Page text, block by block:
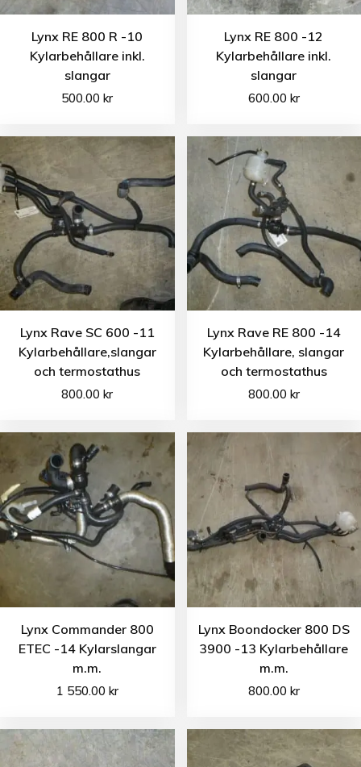
Lynx RE 800 R -10
Kylarbehållare inkl.
slangar
500.00kr
Lynx RE 800 -12
Kylarbehållare inkl.
slangar
600.00 kr
Lynx Rave SC 600 -11
Kylarbehållare,slangar
och termostathus
800.00kr
Lynx Rave RE 800 -14
Kylarbehållare, slangar
och termostathus
800.00 kr
Lynx Commander 800
ETEC -14 Kylarslangar
m.m.
1 550.00 kr
Lynx Boondocker 800 DS
3900 -13 Kylarbehållare
m.m.
800.00 kr